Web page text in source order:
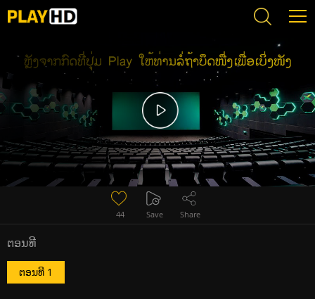
The Red Sparrow (2022) ปฏิบัติการพิทักษ์นกเพลิง (พากย์ไทย)
44 Save Share
ຕອນທີ
ຕອນທີ 1